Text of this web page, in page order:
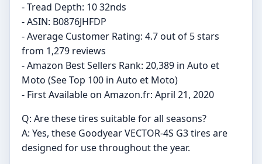
- Tread Depth: 10 32nds
- ASIN: B0876JHFDP
- Average Customer Rating: 4.7 out of 5 stars
from 1,279 reviews
- Amazon Best Sellers Rank: 20,389 in Auto et
Moto (See Top 100 in Auto et Moto)
- First Available on Amazon.fr: April 21, 2020
Q: Are these tires suitable for all seasons?
A: Yes, these Goodyear VECTOR-4S G3 tires are
designed for use throughout the year.